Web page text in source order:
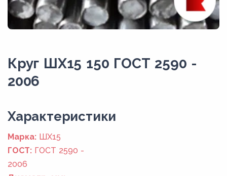
Круг ШХ15 150 ГОСТ 2590 -
2006
Xарактеристики
Марка: ШХ15
ГОСТ: ГОСТ 2590 -
2006